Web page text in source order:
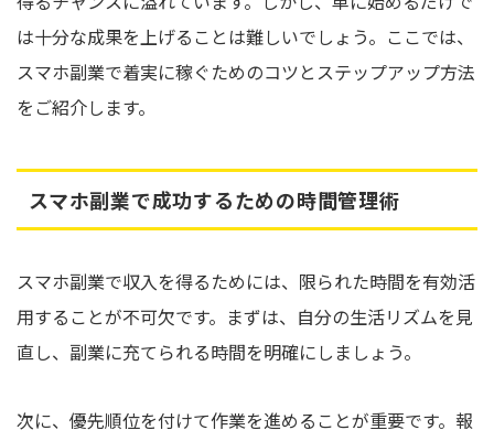
は十分な成果を上げることは難しいでしょう。ここでは、
スマホ副業で着実に稼ぐためのコツとステップアップ方法
をご紹介します。
スマホ副業で成功するための時間管理術
スマホ副業で収入を得るためには、限られた時間を有効活
用することが不可欠です。まずは、自分の生活リズムを見
直し、副業に充てられる時間を明確にしましょう。
次に、優先順位を付けて作業を進めることが重要です。報